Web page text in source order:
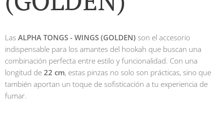
Las ALPHA TONGS - WINGS (GOLDEN) son el accesorio
indispensable para los amantes del hookah que buscan una
combinación perfecta entre estilo y funcionalidad. Con una
longitud de 22 cm, estas pinzas no solo son prácticas, sino que
también aportan un toque de sofisticación a tu experiencia de
fumar.